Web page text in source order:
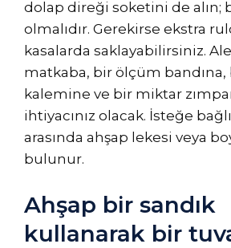
dolap direği soketini de alın;
olmalıdır. Gerekirse ekstra
kasalarda saklayabilirsiniz.
matkaba, bir ölçüm
kalemine ve bir miktar
ihtiyacınız olacak. İsteğe
arasında ahşap lekesi veya
bulunur.
Ahşap bir sandık
kullanarak bir